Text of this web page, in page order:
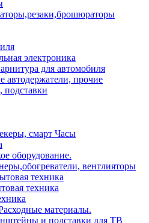
электроника
для автомобиля
автодержатели, прочие
подставки
смарт Часы
оборудование.
вентлияторы
техника
техника
материалы.
и подставки для ТВ